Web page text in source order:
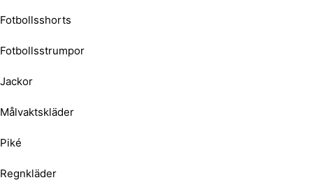
Fotbollsshorts
Fotbollsstrumpor
Jackor
Målvaktskläder
Piké
Regnkläder